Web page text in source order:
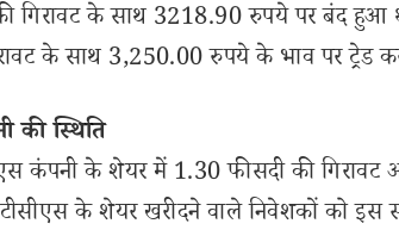
गिरावट के साथ 3218.90 रुपये पर बंद हुआ
के साथ 3,250.00 रुपये के भाव पर ट्रेड
की स्थिति
कंपनी के शेयर में 1.30 फीसदी की गिरावट
के शेयर खरीदने वाले निवेशकों को इस